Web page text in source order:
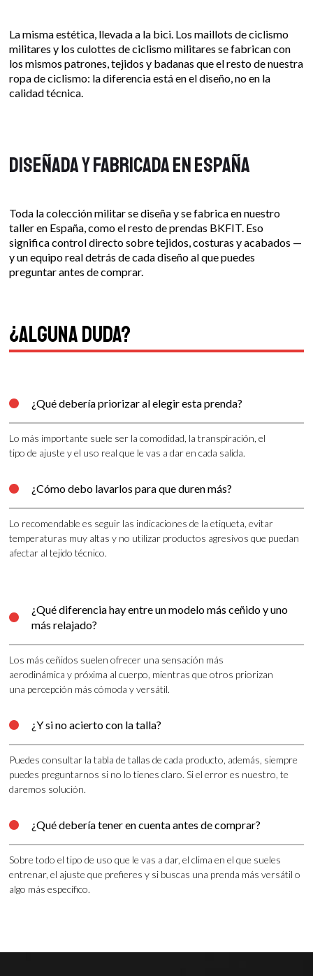
La misma estética, llevada a la bici. Los maillots de ciclismo
militares y los culottes de ciclismo militares se fabrican con
los mismos patrones, tejidos y badanas que el resto de nuestra
ropa de ciclismo: la diferencia está en el diseño, no en la
calidad técnica.
Diseñada y fabricada en España
Toda la colección militar se diseña y se fabrica en nuestro
taller en España, como el resto de prendas BKFIT. Eso
significa control directo sobre tejidos, costuras y acabados —
y un equipo real detrás de cada diseño al que puedes
preguntar antes de comprar.
¿Alguna duda?
 ¿Qué debería priorizar al elegir esta prenda?
Lo más importante suele ser la comodidad, la transpiración, el
tipo de ajuste y el uso real que le vas a dar en cada salida.
 ¿Cómo debo lavarlos para que duren más?
Lo recomendable es seguir las indicaciones de la etiqueta, evitar
temperaturas muy altas y no utilizar productos agresivos que puedan
afectar al tejido técnico.

¿Qué diferencia hay entre un modelo más ceñido y uno
más relajado?
Los más ceñidos suelen ofrecer una sensación más
aerodinámica y próxima al cuerpo, mientras que otros priorizan
una percepción más cómoda y versátil.
 ¿Y si no acierto con la talla?
Puedes consultar la tabla de tallas de cada producto, además, siempre
puedes preguntarnos si no lo tienes claro. Si el error es nuestro, te
daremos solución.
 ¿Qué debería tener en cuenta antes de comprar?
Sobre todo el tipo de uso que le vas a dar, el clima en el que sueles
entrenar, el ajuste que prefieres y si buscas una prenda más versátil o
algo más específico.